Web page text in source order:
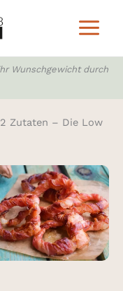
Wunschgewicht durch
Zutaten – Die Low